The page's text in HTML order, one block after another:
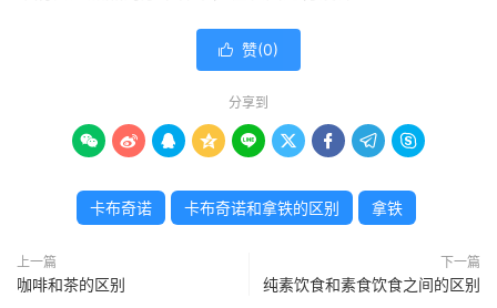
 赞(0)
分享到
        
卡布奇诺 卡布奇诺和拿铁的区别 拿铁
上一篇
咖啡和茶的区别
下一篇
纯素饮食和素食饮食之间的区别